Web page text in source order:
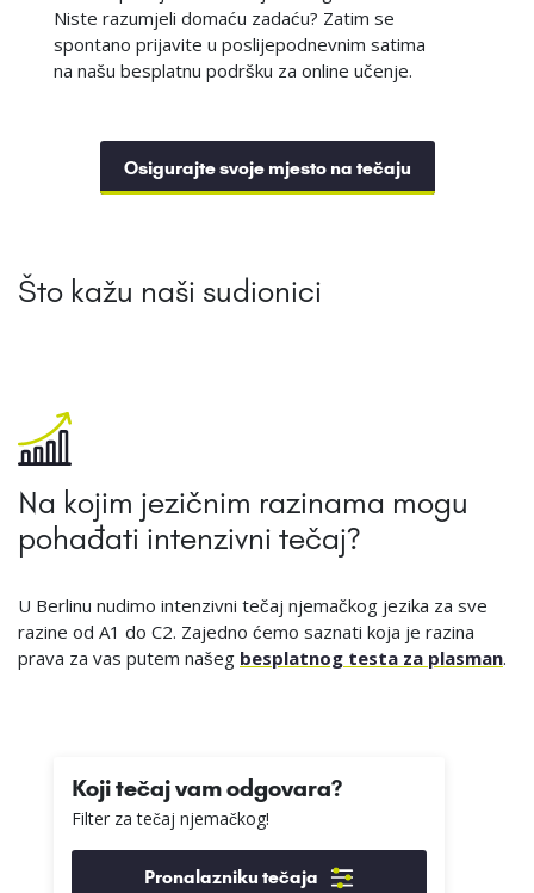
Niste razumjeli domaću zadaću? Zatim se
spontano prijavite u poslijepodnevnim satima
na našu besplatnu podršku za online učenje.
Osigurajte svoje mjesto na tečaju
Što kažu naši sudionici
Na kojim jezičnim razinama mogu
pohađati intenzivni tečaj?
U Berlinu nudimo intenzivni tečaj njemačkog jezika za sve
razine od A1 do C2. Zajedno ćemo saznati koja je razina
prava za vas putem našeg besplatnog testa za plasman.
Koji tečaj vam odgovara?
Filter za tečaj njemačkog!
Pronalazniku tečaja